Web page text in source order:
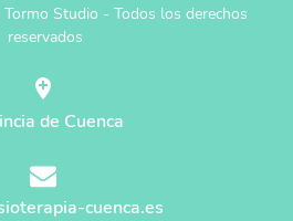
Studio - Todos los derechos
reservados
de Cuenca
cuenca.es